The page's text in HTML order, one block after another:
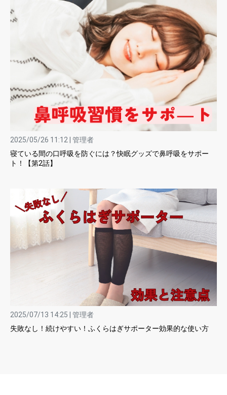
2025/05/26 11:12 | 管理者
寝ている間の口呼吸を防ぐには？快眠グッズで鼻呼吸をサポー
ト！【第2話】
2025/07/13 14:25 | 管理者
失敗なし！続けやすい！ふくらはぎサポーター効果的な使い方